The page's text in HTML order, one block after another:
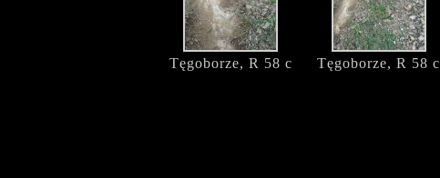
Tęgoborze, R 58 c Tęgoborze, R 58 c